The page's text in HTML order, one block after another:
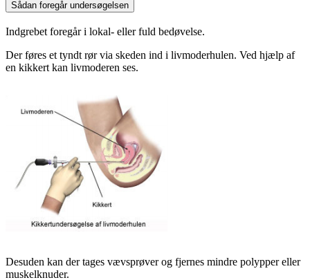
Sådan foregår undersøgelsen
Indgrebet foregår i lokal- eller fuld bedøvelse.
Der føres et tyndt rør via skeden ind i livmoderhulen. Ved hjælp af
en kikkert kan livmoderen ses.
Desuden kan der tages vævsprøver og fjernes mindre polypper eller
muskelknuder.